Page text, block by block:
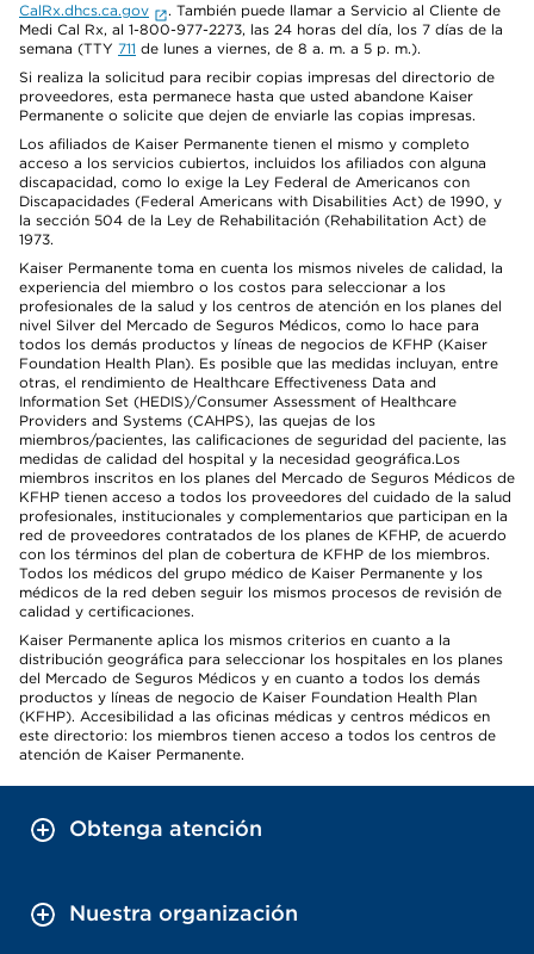
CalRx.dhcs.ca.gov
. También puede llamar a Servicio al Cliente de
Medi Cal Rx, al 1-800-977-2273, las 24 horas del día, los 7 días de la
semana (TTY 711 de lunes a viernes, de 8 a. m. a 5 p. m.).
Si realiza la solicitud para recibir copias impresas del directorio de
proveedores, esta permanece hasta que usted abandone Kaiser
Permanente o solicite que dejen de enviarle las copias impresas.
Los afiliados de Kaiser Permanente tienen el mismo y completo
acceso a los servicios cubiertos, incluidos los afiliados con alguna
discapacidad, como lo exige la Ley Federal de Americanos con
Discapacidades (Federal Americans with Disabilities Act) de 1990, y
la sección 504 de la Ley de Rehabilitación (Rehabilitation Act) de
1973.
Kaiser Permanente toma en cuenta los mismos niveles de calidad, la
experiencia del miembro o los costos para seleccionar a los
profesionales de la salud y los centros de atención en los planes del
nivel Silver del Mercado de Seguros Médicos, como lo hace para
todos los demás productos y líneas de negocios de KFHP (Kaiser
Foundation Health Plan). Es posible que las medidas incluyan, entre
otras, el rendimiento de Healthcare Effectiveness Data and
Information Set (HEDIS)/Consumer Assessment of Healthcare
Providers and Systems (CAHPS), las quejas de los
miembros/pacientes, las calificaciones de seguridad del paciente, las
medidas de calidad del hospital y la necesidad geográfica.Los
miembros inscritos en los planes del Mercado de Seguros Médicos de
KFHP tienen acceso a todos los proveedores del cuidado de la salud
profesionales, institucionales y complementarios que participan en la
red de proveedores contratados de los planes de KFHP, de acuerdo
con los términos del plan de cobertura de KFHP de los miembros.
Todos los médicos del grupo médico de Kaiser Permanente y los
médicos de la red deben seguir los mismos procesos de revisión de
calidad y certificaciones.
Kaiser Permanente aplica los mismos criterios en cuanto a la
distribución geográfica para seleccionar los hospitales en los planes
del Mercado de Seguros Médicos y en cuanto a todos los demás
productos y líneas de negocio de Kaiser Foundation Health Plan
(KFHP). Accesibilidad a las oficinas médicas y centros médicos en
este directorio: los miembros tienen acceso a todos los centros de
atención de Kaiser Permanente.
Obtenga atención
Nuestra organización